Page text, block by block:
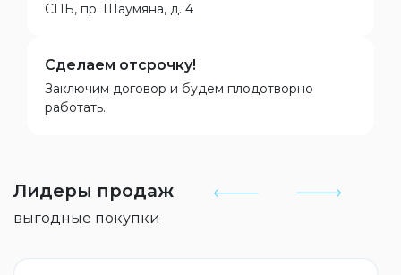
СПБ, пр. Шаумяна, д. 4
Сделаем отсрочку!
Заключим договор и будем плодотворно
работать.
Лидеры продаж
выгодные покупки